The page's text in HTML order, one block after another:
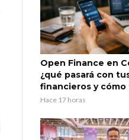
Open Finance en
¿qué pasará con
financieros y
Hace 17 horas